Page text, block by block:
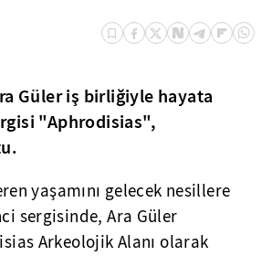
Güler iş birliğiyle hayata
"Aphrodisias",
yaşamını gelecek nesillere
sergisinde, Ara Güler
Arkeolojik Alanı olarak